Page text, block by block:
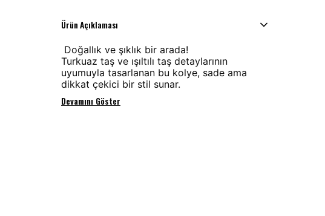
Ürün Açıklaması
Doğallık ve şıklık bir arada!
Turkuaz taş ve ışıltılı taş detaylarının
uyumuyla tasarlanan bu kolye, sade ama
dikkat çekici bir stil sunar.
Devamını Göster